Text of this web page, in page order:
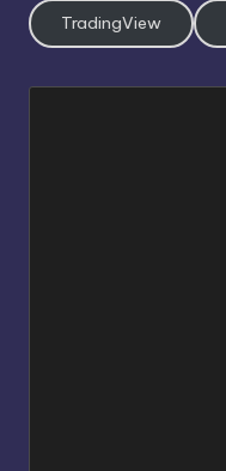
TradingView